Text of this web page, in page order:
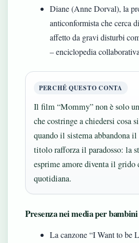
Diane (Anne Dorval), la
anticonformista che cerca
affetto da gravi disturbi
– enciclopedia
PERCHÉ QUESTO CONTA
Il film “Mommy” non è solo
che costringe a chiedersi cosa
quando il sistema abbandona
titolo rafforza il paradosso: la
esprime amore diventa il grido
quotidiana.
Presenza nei media per
La canzone “I Want to be